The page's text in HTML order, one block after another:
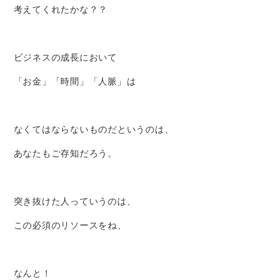
考えてくれたかな？？
ビジネスの成長において
「お金」「時間」「人脈」は
なくてはならないものだというのは、
あなたもご存知だろう。
突き抜けた人っていうのは、
この必須のリソースをね、
なんと！